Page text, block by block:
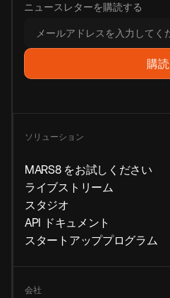
ニュースレターを購読する
ソリューション
MARS8 をお試しください
ライブストリーム
スタジオ
API ドキュメント
スタートアッププログラム
会社